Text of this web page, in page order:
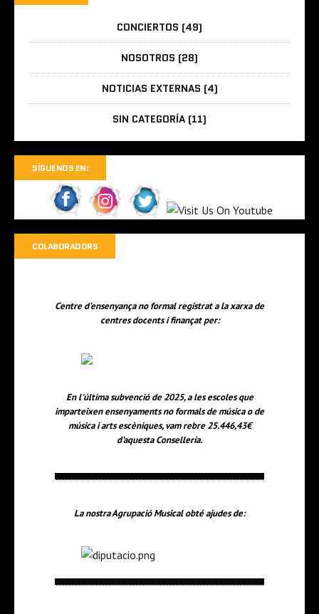
CONCIERTOS (49)
NOSOTROS (28)
NOTICIAS EXTERNAS (4)
SIN CATEGORÍA (11)
SÍGUENOS EN:
COLABORADORS
Centre d'ensenyança no formal registrat a la xarxa de
centres docents i finançat per:
En l'última subvenció de 2025, a les escoles que
imparteixen ensenyaments no formals de música o de
música i arts escèniques, vam rebre 25.446,43€
d'aquesta Consellería.
La nostra Agrupació Musical obté ajudes de: